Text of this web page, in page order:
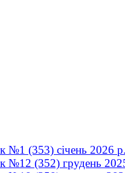
№1 (353) січень 2026
№12 (352) грудень